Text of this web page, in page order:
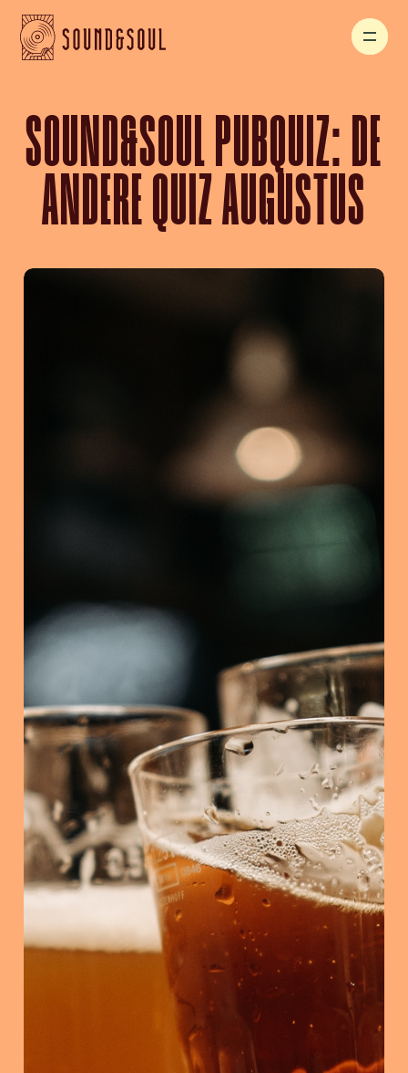
SOUND&SOUL PUBQUIZ: DE
ANDERE QUIZ AUGUSTUS